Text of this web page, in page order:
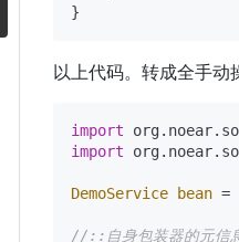
以上代码。转成全手动
import
import
DemoService bean =
//::自身包装器的元信